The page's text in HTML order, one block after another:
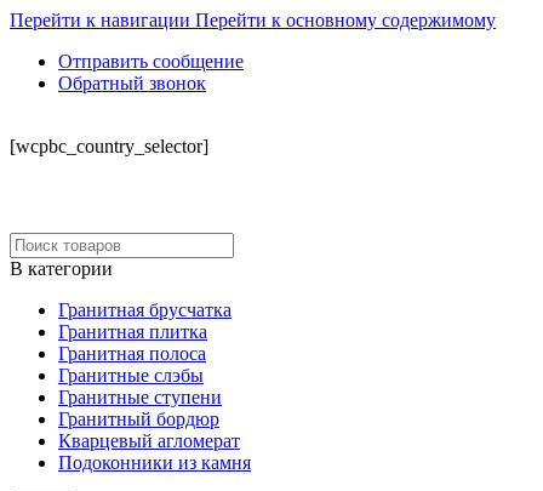
Перейти к навигации Перейти к основному содержимому
Отправить сообщение
Обратный звонок
[wcpbc_country_selector]
В категории
Гранитная брусчатка
Гранитная плитка
Гранитная полоса
Гранитные слэбы
Гранитные ступени
Гранитный бордюр
Кварцевый агломерат
Подоконники из камня